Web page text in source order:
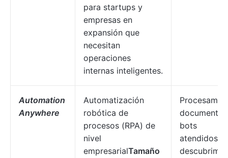
para startups y
empresas en
expansión que
necesitan
operaciones
internas inteligentes.
Automation
Anywhere
Automatización
robótica de
procesos (RPA) de
nivel
empresarialTamaño
bots
atendidos/